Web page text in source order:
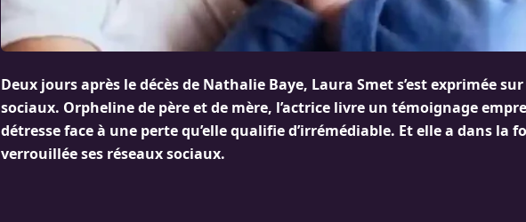
Deux jours après le décès de Nathalie Baye, Laura Smet s’est exprimée
sociaux. Orpheline de père et de mère, l’actrice livre un témoignage
détresse face à une perte qu’elle qualifie d’irrémédiable. Et elle a dans la
verrouillée ses réseaux sociaux.